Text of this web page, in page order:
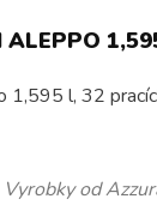
ALEPPO
l, 32
Vyrobky od